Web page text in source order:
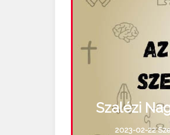
Szalézi
2023-02-22